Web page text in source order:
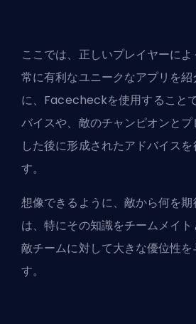
ここでは、正しいプレイヤーに
常に有利なユニークなアプリを
に、Facecheckを使用すること
バイスや、敵のチャンピオンと
した後に形成されたアドバイス
す。
想像できるように、敵から何を
は、特にその知識をチームメイト
敵チームに対して大きな優位性
す。